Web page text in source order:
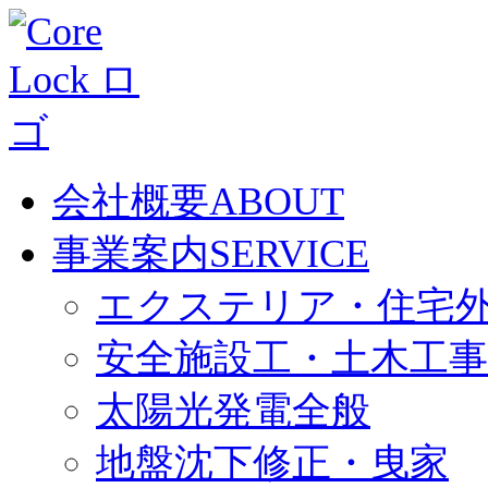
会社概要ABOUT
事業案内SERVICE
エクステリア・住宅
安全施設工・土木工事
太陽光発電全般
地盤沈下修正・曳家